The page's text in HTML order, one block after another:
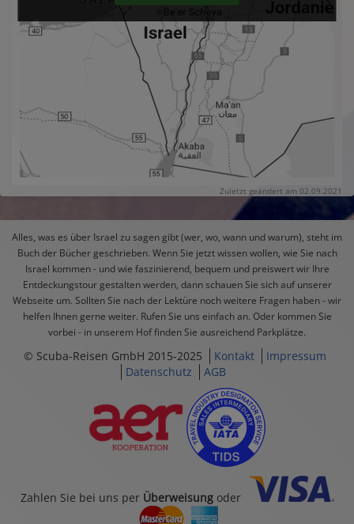
Zuletzt geändert am 02.09.2021
Alles, was es über Israel zu sagen gibt (wer, wo, wann und warum), steht im
Buch der Bücher geschrieben. Wenn Sie jetzt wissen wollen, wie Sie nach
Israel kommen - und wie faszinierend, bequem und preiswert wir Ihre
Entdeckungstour gestalten werden, dann schauen Sie sich auf unserer
Webseite um. Sollten Sie nach der Lektüre noch weitere Fragen haben - wir
helfen Ihnen gerne weiter. Rufen Sie uns einfach an. Oder kommen Sie
vorbei - in unserem Hof finden Sie ausreichend Parkplätze.
© Scuba-Reisen GmbH 2015-2025 Kontakt
Impressum
Datenschutz
AGB
Zahlen Sie bei uns per Überweisungoder